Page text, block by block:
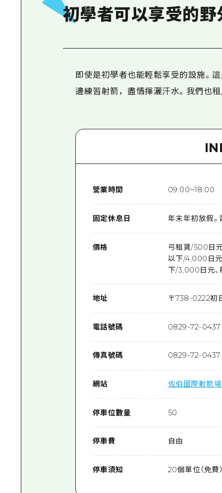
初學者可以享受的
即使是初學者也能輕鬆享受的設施。
邊練習射箭，盡情揮灑汗水。我們也租
營業時間 09:00~18:00
固定休息日 年末年初放假
價格
弓租賃/500日
以下/4,000日
下/3,000日元
地址 〒738-0222初
電話號碼 0829-72-0437
傳真號碼 0829-72-0437
網站 佐伯國際射箭場
停車位數量 50
停車費 自由
停車須知 20個單位（免費